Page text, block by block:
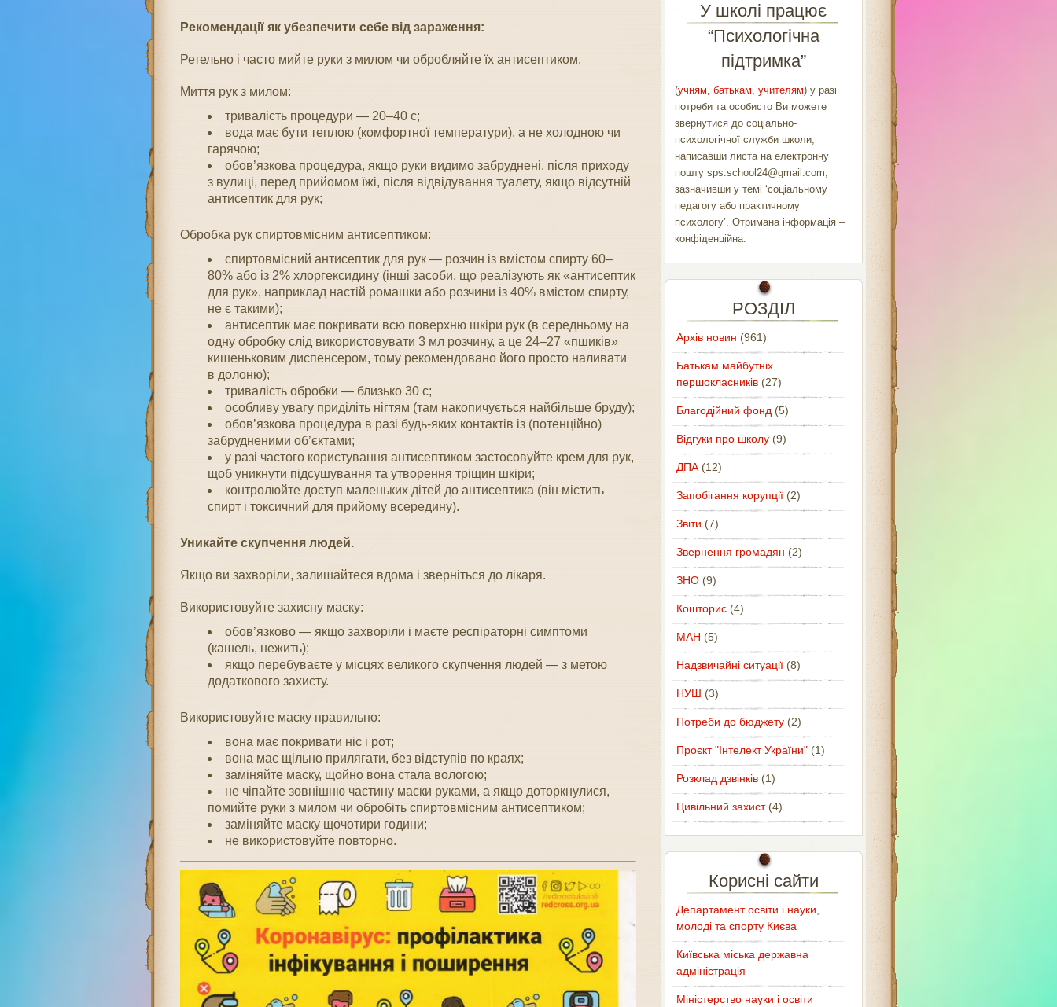
Рекомендації як убезпечити себе від зараження:
Ретельно і часто мийте руки з милом чи обробляйте їх антисептиком.
Миття рук з милом:
тривалість процедури — 20–40 с;
вода має бути теплою (комфортної температури), а не холодною чи
гарячою;
обов’язкова процедура, якщо руки видимо забруднені, після приходу
з вулиці, перед прийомом їжі, після відвідування туалету, якщо відсутній
антисептик для рук;
Обробка рук спиртовмісним антисептиком:
спиртовмісний антисептик для рук — розчин із вмістом спирту 60–
80% або із 2% хлоргексидину (інші засоби, що реалізують як «антисептик
для рук», наприклад настій ромашки або розчини із 40% вмістом спирту,
не є такими);
антисептик має покривати всю поверхню шкіри рук (в середньому на
одну обробку слід використовувати 3 мл розчину, а це 24–27 «пшиків»
кишеньковим диспенсером, тому рекомендовано його просто наливати
в долоню);
тривалість обробки — близько 30 с;
особливу увагу приділіть нігтям (там накопичується найбільше бруду);
обов’язкова процедура в разі будь-яких контактів із (потенційно)
забрудненими об’єктами;
у разі частого користування антисептиком застосовуйте крем для рук,
щоб уникнути підсушування та утворення тріщин шкіри;
контролюйте доступ маленьких дітей до антисептика (він містить
спирт і токсичний для прийому всередину).
Уникайте скупчення людей.
Якщо ви захворіли, залишайтеся вдома і зверніться до лікаря.
Використовуйте захисну маску:
обов’язково — якщо захворіли і маєте респіраторні симптоми
(кашель, нежить);
якщо перебуваєте у місцях великого скупчення людей — з метою
додаткового захисту.
Використовуйте маску правильно:
вона має покривати ніс і рот;
вона має щільно прилягати, без відступів по краях;
заміняйте маску, щойно вона стала вологою;
не чіпайте зовнішню частину маски руками, а якщо доторкнулися,
помийте руки з милом чи обробіть спиртовмісним антисептиком;
заміняйте маску щочотири години;
не використовуйте повторно.
У школі працює
“Психологічна
підтримка”
(учням, батькам, учителям) у разі
потреби та особисто Ви можете
звернутися до соціально-
психологічної служби школи,
написавши листа на електронну
пошту sps.school24@gmail.com,
зазначивши у темі ‘соціальному
педагогу або практичному
психологу’. Отримана інформація –
конфіденційна.
РОЗДІЛ
Архів новин (961)
Батькам майбутніх
першокласників(27)
Благодійний фонд (5)
Відгуки про школу(9)
ДПА(12)
Запобігання корупції(2)
Звіти (7)
Звернення громадян (2)
ЗНО(9)
Кошторис(4)
МАН (5)
Надзвичайні ситуації(8)
НУШ (3)
Потреби до бюджету(2)
Проєкт "Інтелект України"(1)
Розклад дзвінків(1)
Цивільний захист(4)
Корисні сайти
Департамент освіти і науки,
молоді та спорту Києва
Київська міська державна
адміністрація
Міністерство науки і освіти